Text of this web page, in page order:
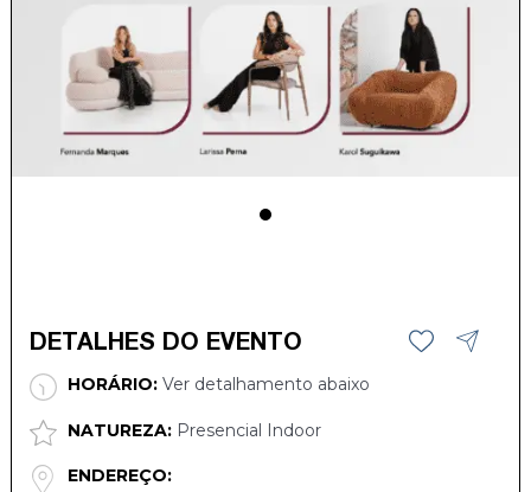
DETALHES DO EVENTO
HORÁRIO:Ver detalhamento abaixo
NATUREZA:Presencial Indoor
ENDEREÇO: